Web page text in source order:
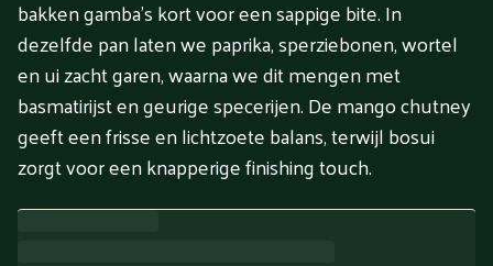
bakken gamba's kort voor een sappige bite. In
dezelfde pan laten we paprika, sperziebonen, wortel
en ui zacht garen, waarna we dit mengen met
basmatirijst en geurige specerijen. De mango chutney
geeft een frisse en lichtzoete balans, terwijl bosui
zorgt voor een knapperige finishing touch.